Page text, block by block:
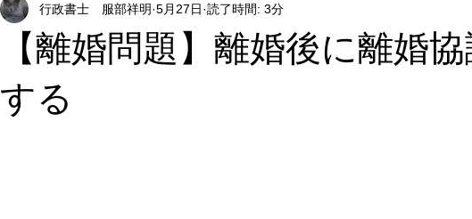
【離婚問題】離婚後に離婚
する
行政書士 服部祥明 5月27日 読了時間: 3分